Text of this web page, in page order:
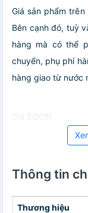
Giá sản phẩm
Bên cạnh đó, tuỳ
hàng mà có thể
chuyển, phụ phí
hàng giao từ nước
Giá SOON
Thông tin
Thương hiệu